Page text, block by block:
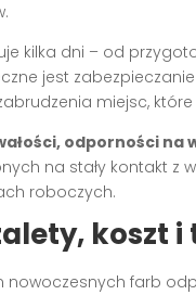
kilka dni – od
jest
miejsc,
odporności
na stały kontakt z
roboczych.
koszt
nowoczesnych farb